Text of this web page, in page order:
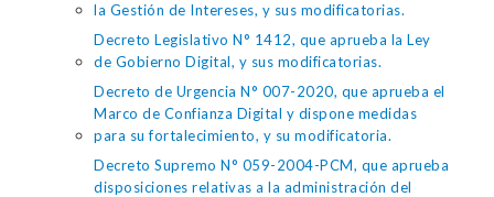
la Gestión de Intereses, y sus modificatorias.
Decreto Legislativo N° 1412, que aprueba la Ley
de Gobierno Digital, y sus modificatorias.
Decreto de Urgencia N° 007-2020, que aprueba el
Marco de Confianza Digital y dispone medidas
para su fortalecimiento, y su modificatoria.
Decreto Supremo N° 059-2004-PCM, que aprueba
disposiciones relativas a la administración del